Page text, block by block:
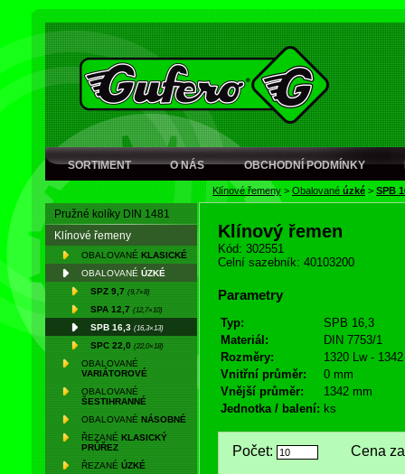
SORTIMENT O NÁS OBCHODNÍ PODMÍNKY
Klínové řemeny > Obalované úzké > SPB
Pružné kolíky DIN 1481
Klínové řemeny
OBALOVANÉ KLASICKÉ
OBALOVANÉ ÚZKÉ
SPZ 9,7 (9,7×8)
SPA 12,7 (12,7×10)
SPB 16,3 (16,3×13)
SPC 22,0 (22,0×18)
OBALOVANÉ
VARIÁTOROVÉ
OBALOVANÉ
ŠESTIHRANNÉ
OBALOVANÉ NÁSOBNÉ
ŘEZANÉ KLASICKÝ
PRŮŘEZ
ŘEZANÉ ÚZKÉ
Klínový řemen
Kód: 302551
Celní sazebník: 40103200
Parametry
Typ:
SPB 16,3
Materiál:
DIN 7753/1
Rozměry:
1320 Lw -
Vnitřní průměr:
0 mm
Vnější průměr:
1342 mm
Jednotka / balení: ks
Počet: Cena za